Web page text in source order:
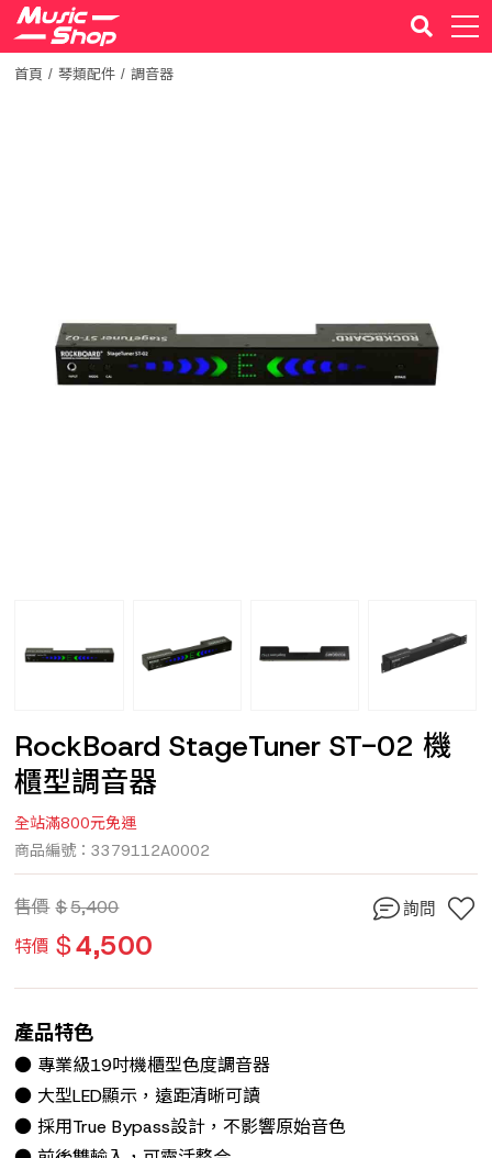
首頁 琴類配件 調音器
RockBoard StageTuner ST-02 機
櫃型調音器
全站滿800元免運
商品編號：3379112A0002
售價 $5,400
特價 $4,500
詢問
產品特色
● 專業級19吋機櫃型色度調音器
● 大型LED顯示，遠距清晰可讀
● 採用True Bypass設計，不影響原始音色